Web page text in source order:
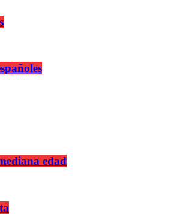
edad